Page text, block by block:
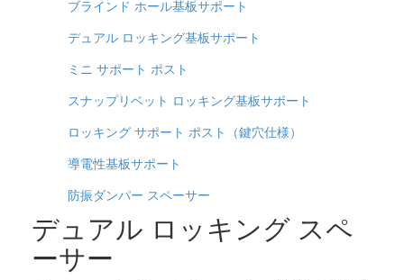
ブラインド ホール基板サポート
デュアル ロッキング基板サポート
ミニ サポート ポスト
スナップリベット ロッキング基板サポート
ロッキング サポート ポスト（鍵穴仕様）
導電性基板サポート
防振ダンパー スペーサー
デュアル ロッキング スペ
ーサー